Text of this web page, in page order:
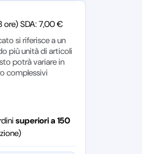
ore) SDA: 7,00 €
si riferisce a un
più unità di articoli
potrà variare in
complessivi
superiori a 150